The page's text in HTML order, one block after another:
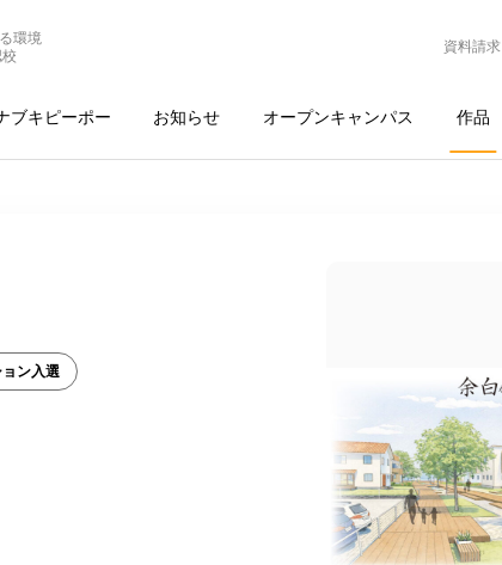
環境
資料請求
ブキピーポー お知らせ オープンキャンパス 作品
ン入選